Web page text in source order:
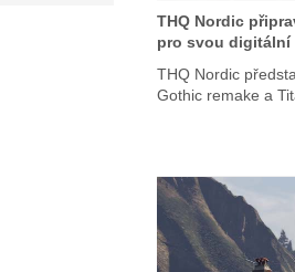
THQ Nordic
pro svou digitální
THQ Nordic
Gothic remake a